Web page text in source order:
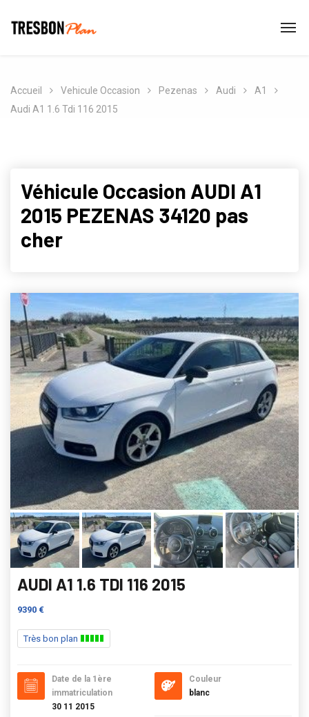
Accueil Vehicule Occasion Pezenas Audi
A1
Audi A1 1.6 Tdi 116 2015
Véhicule Occasion AUDI A1
2015 PEZENAS 34120 pas
cher
AUDI A1 1.6 TDI 116 2015
9390 €
Très bon plan
Date de la 1ère
immatriculation
30 11 2015
Couleur
blanc